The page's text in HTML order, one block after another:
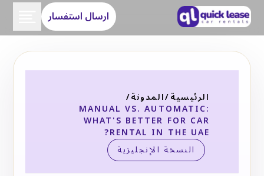
ارسال استفسار
الرئيسية/المدونة/
MANUAL VS. AUTOMATIC:
WHAT'S BETTER FOR CAR
RENTAL IN THE UAE?
النسخة الإنجليزية